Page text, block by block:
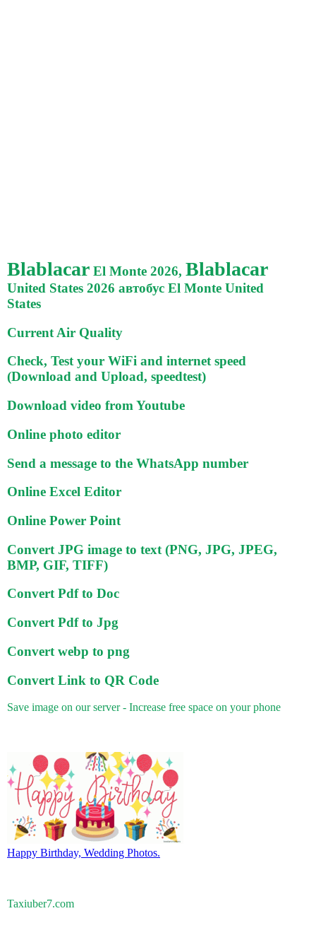
Blablacar El Monte 2026, Blablacar
United States 2026 автобус El Monte United
States
Current Air Quality
Check, Test your WiFi and internet speed
(Download and Upload, speedtest)
Download video from Youtube
Online photo editor
Send a message to the WhatsApp number
Online Excel Editor
Online Power Point
Convert JPG image to text (PNG, JPG, JPEG,
BMP, GIF, TIFF)
Convert Pdf to Doc
Convert Pdf to Jpg
Convert webp to png
Convert Link to QR Code
Save image on our server - Increase free space on your phone
Happy Birthday, Wedding Photos.
Taxiuber7.com